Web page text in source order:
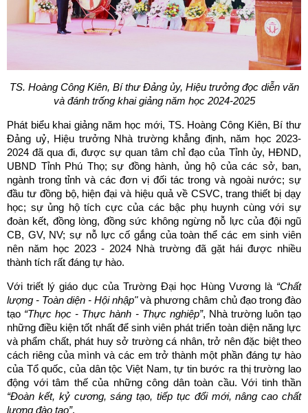
TS. Hoàng Công Kiên, Bí thư Đảng ủy, Hiệu trưởng đọc diễn văn
và đánh trống khai giảng năm học 2024-2025
Phát biểu khai giảng năm học mới, TS. Hoàng Công Kiên, Bí thư
Đảng uỷ, Hiệu trưởng Nhà trường khẳng định, năm học 2023-
2024 đã qua đi, được sự quan tâm chỉ đạo của Tỉnh ủy, HĐND,
UBND Tỉnh Phú Thọ; sự đồng hành, ủng hộ của các sở, ban,
ngành trong tỉnh và các đơn vị đối tác trong và ngoài nước; sự
đầu tư đồng bộ, hiện đại và hiệu quả về CSVC, trang thiết bị dạy
học; sự ủng hộ tích cực của các bậc phụ huynh cùng với sự
đoàn kết, đồng lòng, đồng sức không ngừng nỗ lực của đội ngũ
CB, GV, NV; sự nỗ lực cố gắng của toàn thể các em sinh viên
nên năm học 2023 - 2024 Nhà trường đã gặt hái được nhiều
thành tích rất đáng tự hào.
Với triết lý giáo dục của Trường Đại học Hùng Vương là “Chất
lượng - Toàn diện - Hội nhập"và phương châm chủ đạo trong đào
tạo “Thực học - Thực hành - Thực nghiệp”, Nhà trường luôn tạo
những điều kiện tốt nhất để sinh viên phát triển toàn diện năng lực
và phẩm chất, phát huy sở trường cá nhân, trở nên đặc biệt theo
cách riêng của mình và các em trở thành một phần đáng tự hào
của Tổ quốc, của dân tộc Việt Nam, tự tin bước ra thị trường lao
động với tâm thế của những công dân toàn cầu. Với tinh thần
“Đoàn kết, kỷ cương, sáng tạo, tiếp tục đổi mới, nâng cao chất
lượng đào tạo”.